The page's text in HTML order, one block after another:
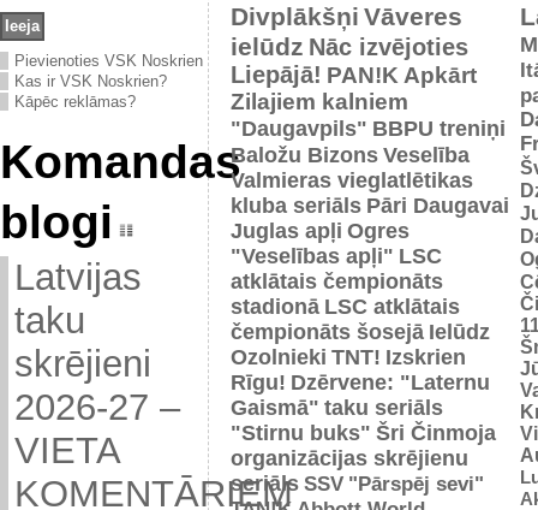
Pievienoties VSK Noskrien
Kas ir VSK Noskrien?
Kāpēc reklāmas?
Komandas
blogi
Latvijas
taku
skrējieni
2026-27 –
VIETA
KOMENTĀRIEM
Divplākšņi Vāveres
ielūdz Nāc izvējoties
Liepājā! PAN!K Apkārt
Zilajiem kalniem
"Daugavpils" BBPU treniņi
Baložu BizonsVeselība
Valmieras vieglatlētikas
kluba seriāls Pāri Daugavai
Juglas apļi Ogres
"Veselības apļi" LSC
atklātais čempionāts
stadionā LSC atklātais
čempionāts šosejā Ielūdz
Ozolnieki TNT! Izskrien
Rīgu! Dzērvene: "Laternu
Gaismā" taku seriāls
"Stirnu buks" Šri Činmoja
organizācijas skrējienu
seriāls SSV "Pārspēj sevi"